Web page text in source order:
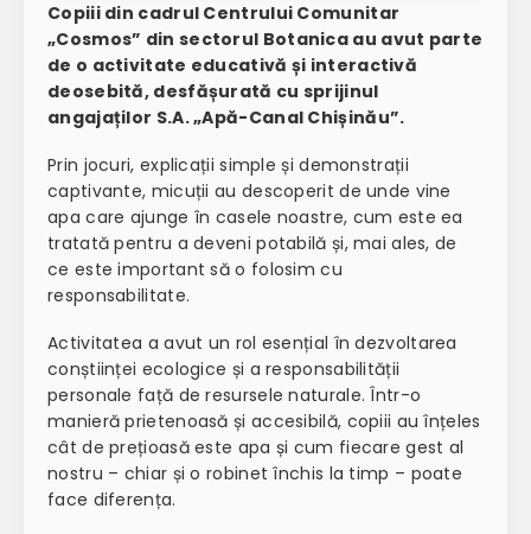
Copiii din cadrul Centrului Comunitar
„Cosmos” din sectorul Botanica au avut parte
de o activitate educativă și interactivă
deosebită, desfășurată cu sprijinul
angajaților S.A. „Apă-Canal Chișinău”.
Prin jocuri, explicații simple și demonstrații
captivante, micuții au descoperit de unde vine
apa care ajunge în casele noastre, cum este ea
tratată pentru a deveni potabilă și, mai ales, de
ce este important să o folosim cu
responsabilitate.
Activitatea a avut un rol esențial în dezvoltarea
conștiinței ecologice și a responsabilității
personale față de resursele naturale. Într-o
manieră prietenoasă și accesibilă, copiii au înțeles
cât de prețioasă este apa și cum fiecare gest al
nostru – chiar și o robinet închis la timp – poate
face diferența.